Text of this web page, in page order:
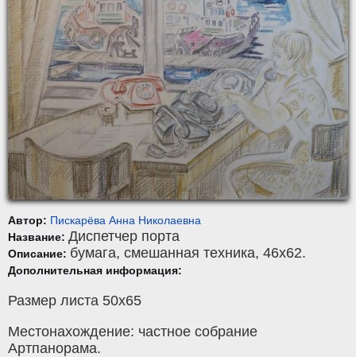
Автор: Пискарёва Анна Николаевна
Название: Диспетчер порта
Описание: бумага, смешанная техника, 46x62.
Дополнительная информация:
Размер листа 50х65
Местонахождение: частное собрание
Артпанорама.